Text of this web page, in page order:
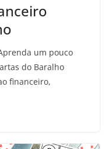
um pouco
do Baralho
financeiro,